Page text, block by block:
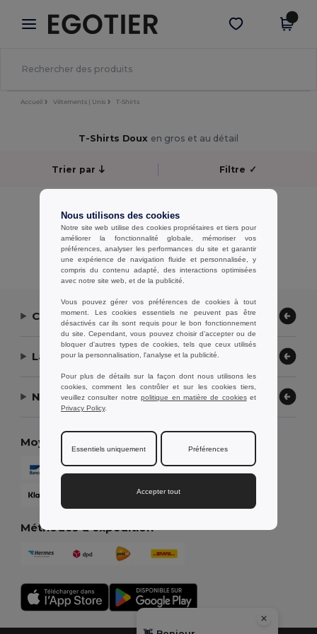
× Appli Egotier
Meilleurs prix sur l’app !
Obtenir l'appli
Accueil Vêtements | Unis T-Shirts
T-Shirts Doux en gros et au détail
Trier par Filtre ✓
Aucun résultat.
Affichage De Tous Les Produits.
Contactez-nous
Laissez-nous vous aider
Notre entreprise
Moyens de paiement
Méthodes d'expédition
Nous utilisons des cookies
Notre site web utilise des cookies propriétaires et tiers pour
améliorer la fonctionnalité globale, mémoriser vos
préférences, analyser les performances du site et garantir
une expérience de navigation fluide et personnalisée, y
compris du contenu adapté, des interactions optimisées
avec notre site web, et de la publicité.
Vous pouvez gérer vos préférences de cookies à tout
moment. Les cookies essentiels ne peuvent pas être
désactivés car ils sont requis pour le bon fonctionnement
du site. Cependant, vous pouvez choisir d’accepter ou de
bloquer d'autres types de cookies, tels que ceux utilisés
pour la personnalisation, l'analyse et la publicité.
Pour plus de détails sur la façon dont nous utilisons les
cookies, comment les contrôler et sur les cookies tiers,
veuillez consulter notrepolitique en matière de cookieset
Privacy Policy.
Essentiels uniquement Préférences
Accepter tout